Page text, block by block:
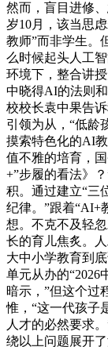
然而，盲目进修
岁10月，该当思
教师”而非学生。
么时候起头人工
环境下，整合讲
中晓得AI的法则
校校长袁中果告
引领为从，“低龄
摸索特色化的AI
值不雅的培育，
+”步履的看法》
积。通过建立“三
纪律。”跟着“AI+
想。不克不及轻
长的育儿焦炙。
大中小学教育到
单元从办的“2026
暗示，”但这个过
惟，“这一代孩子
人才的必然要求
绕以上问题展开